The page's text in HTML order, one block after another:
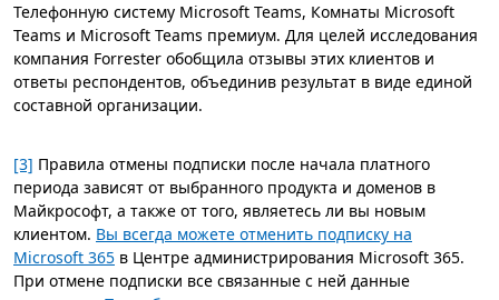
Телефонную систему Microsoft Teams, Комнаты Microsoft
Teams и Microsoft Teams премиум. Для целей исследования
компания Forrester обобщила отзывы этих клиентов и
ответы респондентов, объединив результат в виде единой
составной организации.
[3] Правила отмены подписки после начала платного
периода зависят от выбранного продукта и доменов в
Майкрософт, а также от того, являетесь ли вы новым
клиентом. Вы всегда можете отменить подписку на
Microsoft 365 в Центре администрирования Microsoft 365.
При отмене подписки все связанные с ней данные